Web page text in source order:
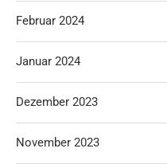
Februar 2024
Januar 2024
Dezember 2023
November 2023